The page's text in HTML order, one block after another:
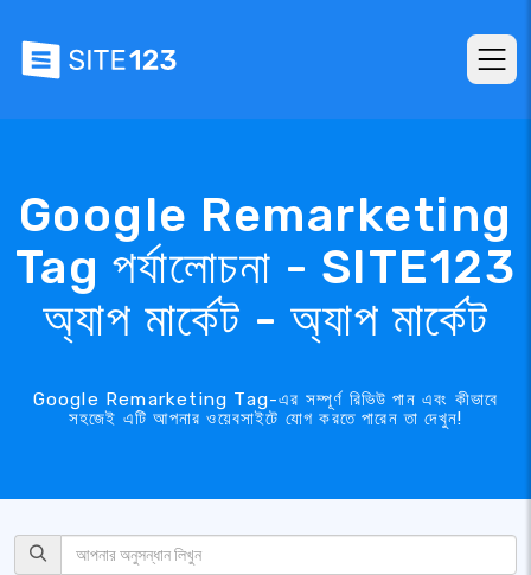
Google Remarketing
Tag পর্যালোচনা - SITE123
অ্যাপ মার্কেট - অ্যাপ মার্কেট
Google Remarketing Tag-এর সম্পূর্ণ রিভিউ পান এবং কীভাবে
সহজেই এটি আপনার ওয়েবসাইটে যোগ করতে পারেন তা দেখুন!